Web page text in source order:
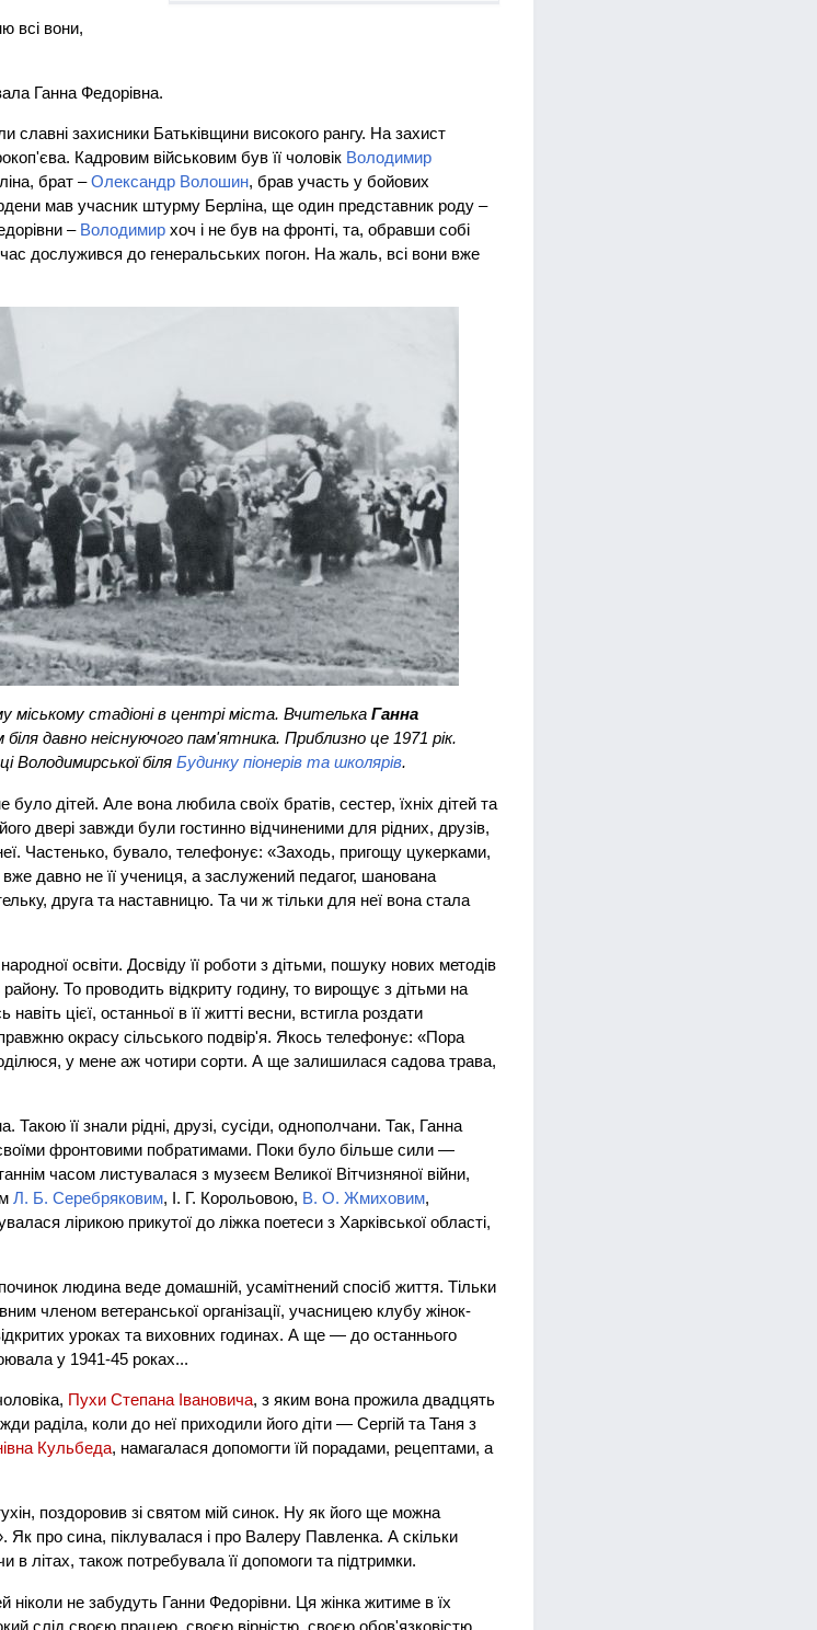
всі вони,
Ганна Федорівна.
славні захисники Батьківщини високого рангу. На захист
Кадровим військовим був її чоловік Володимир
брат –Олександр Волошин, брав участь у бойових
мав учасник штурму Берліна, ще один представник роду –
– Володимир хоч і не був на фронті, та, обравши собі
час дослужився до генеральських погон. На жаль, всі вони вже
міському стадіоні в центрі міста. Вчителька Ганна
біля давно неіснуючого пам'ятника. Приблизно це 1971 рік.
Володимирської біля Будинку піонерів та школярів.
дітей. Але вона любила своїх братів, сестер, їхніх дітей та
двері завжди були гостинно відчиненими для рідних, друзів,
Частенько, бувало, телефонує: «Заходь, пригощу цукерками,
давно не її учениця, а заслужений педагог, шанована
друга та наставницю. Та чи ж тільки для неї вона стала
освіти. Досвіду її роботи з дітьми, пошуку нових методів
То проводить відкриту годину, то вирощує з дітьми на
цієї, останньої в її житті весни, встигла роздати
окрасу сільського подвір'я. Якось телефонує: «Пора
у мене аж чотири сорти. А ще залишилася садова трава,
її знали рідні, друзі, сусіди, однополчани. Так, Ганна
своїми фронтовими побратимами. Поки було більше сили —
часом листувалася з музеєм Великої Вітчизняної війни,
Л. Б. Серебряковим, І. Г. Корольовою, В. О. Жмиховим,
лірикою прикутої до ліжка поетеси з Харківської області,
людина веде домашній, усамітнений спосіб життя. Тільки
членом ветеранської організації, учасницею клубу жінок-
уроках та виховних годинах. А ще — до останнього
у 1941-45 роках...
Пухи Степана Івановича, з яким вона прожила двадцять
раділа, коли до неї приходили його діти — Сергій та Таня з
Кульбеда, намагалася допомогти їй порадами, рецептами, а
поздоровив зі святом мій синок. Ну як його ще можна
Як про сина, піклувалася і про Валеру Павленка. А скільки
літах, також потребувала її допомоги та підтримки.
ніколи не забудуть Ганни Федорівни. Ця жінка житиме в їх
слід своєю працею, своєю вірністю, своєю обов'язковістю,